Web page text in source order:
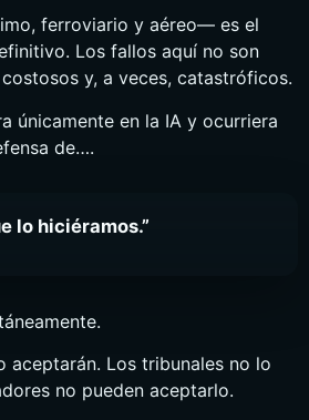
ferroviario y aéreo— es el
Los fallos aquí no son
y, a veces, catastróficos.
únicamente en la IA y ocurriera
de….
lo hiciéramos.”
aceptarán. Los tribunales no lo
no pueden aceptarlo.